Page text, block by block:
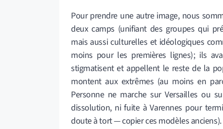
Pour prendre une autre image, nous
deux camps (unifiant des groupes qui
mais aussi culturelles et idéologiques
moins pour les premières lignes) ; ils
stigmatisent et appellent le reste de la
montent aux extrêmes (au moins en
Personne ne marche sur Versailles ou
dissolution, ni fuite à Varennes pour
doute à tort — copier ces modèles